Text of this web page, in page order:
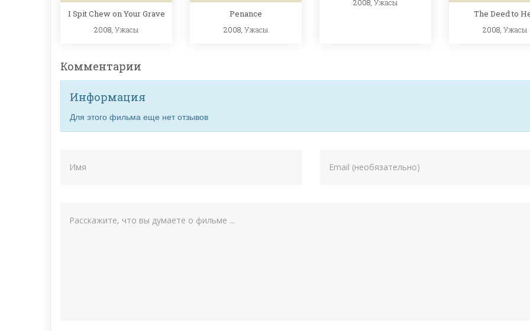
I Spit Chew on Your Grave
2008, Ужасы
Penance
2008, Ужасы
2008, Ужасы
The Deed to
2008, Ужасы
Комментарии
Информация
Для этого фильма еще нет отзывов